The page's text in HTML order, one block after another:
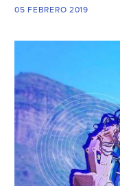
sin
05 FEBRERO 2019